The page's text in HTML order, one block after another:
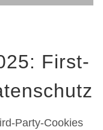
First-
Party-Cookies